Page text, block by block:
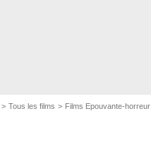
Tous les films Films Epouvante-horreur